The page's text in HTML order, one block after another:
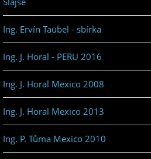
Ing. Ervín Taübel - sbírka
Ing. J. Horal - PERU 2016
Ing. J. Horal Mexico 2008
Ing. J. Horal Mexico 2013
Ing. P. Tůma Mexico 2010